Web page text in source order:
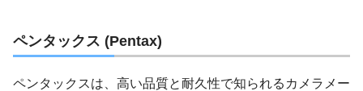
ペンタックス (Pentax)
ペンタックスは、高い品質と耐久性で知られるカメラメー